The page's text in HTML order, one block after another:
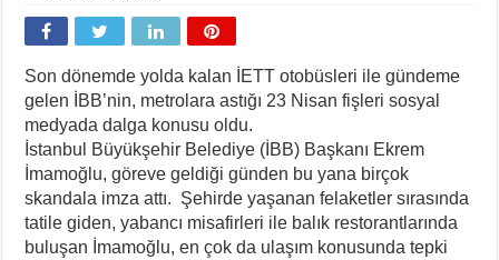
Son dönemde yolda kalan İETT otobüsleri ile gündeme
gelen İBB’nin, metrolara astığı 23 Nisan fişleri sosyal
medyada dalga konusu oldu.
İstanbul Büyükşehir Belediye (İBB) Başkanı Ekrem
İmamoğlu, göreve geldiği günden bu yana birçok
skandala imza attı. Şehirde yaşanan felaketler sırasında
tatile giden, yabancı misafirleri ile balık restorantlarında
buluşan İmamoğlu, en çok da ulaşım konusunda tepki